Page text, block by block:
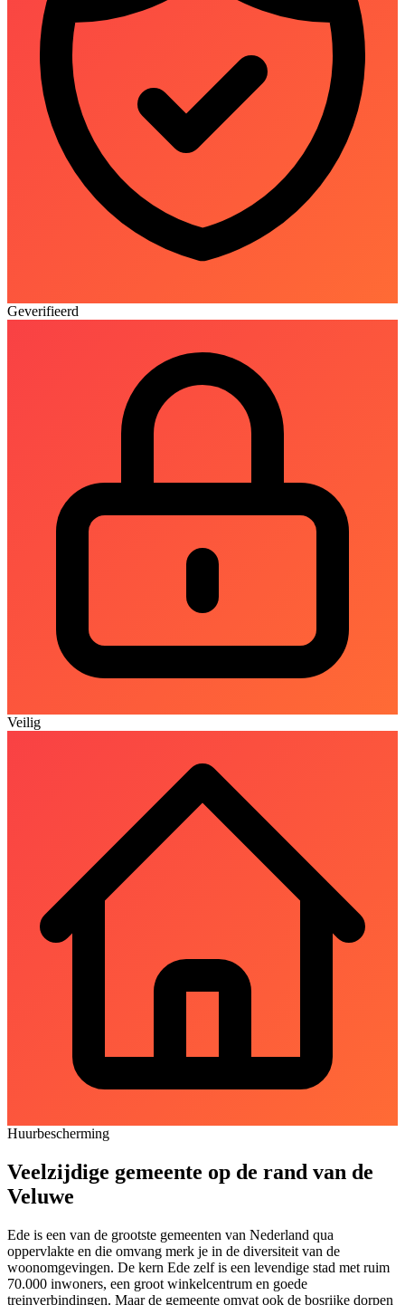
Geverifieerd
Veilig
Huurbescherming
Veelzijdige gemeente op de rand van de
Veluwe
Ede is een van de grootste gemeenten van Nederland qua
oppervlakte en die omvang merk je in de diversiteit van de
woonomgevingen. De kern Ede zelf is een levendige stad met ruim
70.000 inwoners, een groot winkelcentrum en goede
treinverbindingen. Maar de gemeente omvat ook de bosrijke dorpen